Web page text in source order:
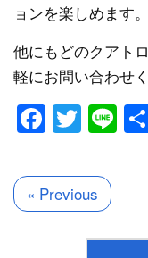
ョンを楽しめます。
他にもどのクアト
軽にお問い合わせく
« Previous